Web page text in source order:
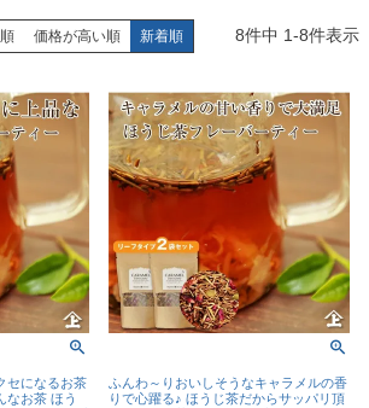
価格が高い順 新着順 8件中 1-8件表示
セになるお茶
なお茶 ほう
ふんわ～りおいしそうなキャラメルの香
りで心躍る♪ ほうじ茶だからサッパリ頂